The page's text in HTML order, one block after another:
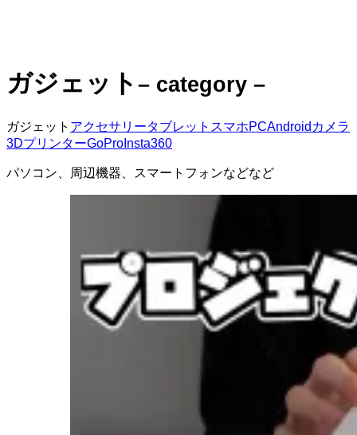
ガジェット – category –
ガジェット アクセサリータブレット スマホPCAndroid カメラ
3DプリンターGoPro Insta360
パソコン、周辺機器、スマートフォンなどなど